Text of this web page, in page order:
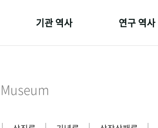
기관 역사
연구원 사람들
연구 역사
간행물 변천사